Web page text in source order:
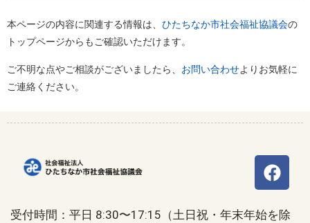
本ページの内容に関連する情報は、 ひたちなか市社会福祉協議会の
トップページからもご確認いただけます。
ご不明な点やご相談がございましたら、 お問い合わせよりお気軽に
ご連絡ください。
受付時間：平日 8:30〜17:15（土日祝・年末年始を除